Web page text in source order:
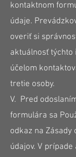
kontaktnom
údaje.
overiť si
aktuálnosť
účelom
tretie osoby.
V. Pred
formulára sa
odkaz na Zásady
údajov. V